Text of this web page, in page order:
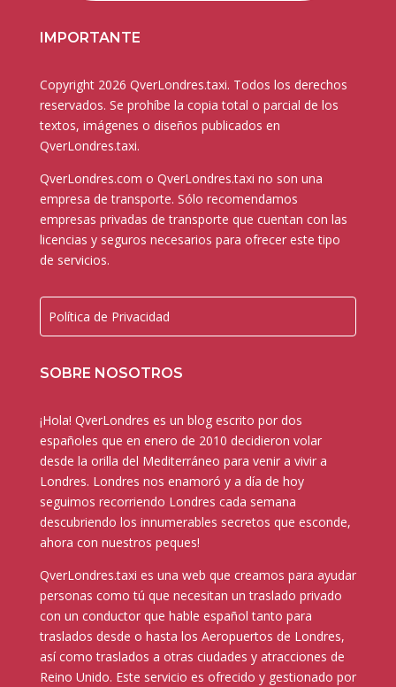
IMPORTANTE
Copyright 2026 QverLondres.taxi. Todos los derechos
reservados. Se prohíbe la copia total o parcial de los
textos, imágenes o diseños publicados en
QverLondres.taxi.
QverLondres.com o QverLondres.taxi no son una
empresa de transporte. Sólo recomendamos
empresas privadas de transporte que cuentan con las
licencias y seguros necesarios para ofrecer este tipo
de servicios.
Política de Privacidad
SOBRE NOSOTROS
¡Hola! QverLondres es un blog escrito por dos
españoles que en enero de 2010 decidieron volar
desde la orilla del Mediterráneo para venir a vivir a
Londres. Londres nos enamoró y a día de hoy
seguimos recorriendo Londres cada semana
descubriendo los innumerables secretos que esconde,
ahora con nuestros peques!
QverLondres.taxi es una web que creamos para ayudar
personas como tú que necesitan un traslado privado
con un conductor que hable español tanto para
traslados desde o hasta los Aeropuertos de Londres,
así como traslados a otras ciudades y atracciones de
Reino Unido. Este servicio es ofrecido y gestionado por